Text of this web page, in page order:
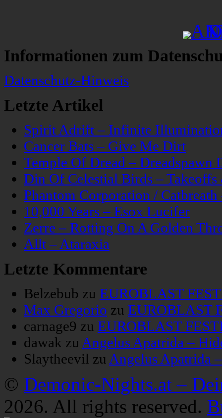
Informationen zum
Datenschutz-Hinweis
Letzte Artikel
Spirit Adrift – Infinite
Cancer Bats – Give Me Dirt
Temple Of Dread – Dreadspawn
Din Of Celestial Birds –
Phantom Corporation /
10,000 Years – Esox Lucifer
Zerre – Rotting On A Golden
Allt – Ataraxia
Letzte Kommentare
Belzebub zu EUROBLAST
Max Gregorio zu EUROBLAST
carnage9 zu EUROBLAST
dawak zu Angelus Apatrida –
Slaytheevil zu Angelus Apatrida
© Demonic-Nights.at –
2026. All rights reserved.